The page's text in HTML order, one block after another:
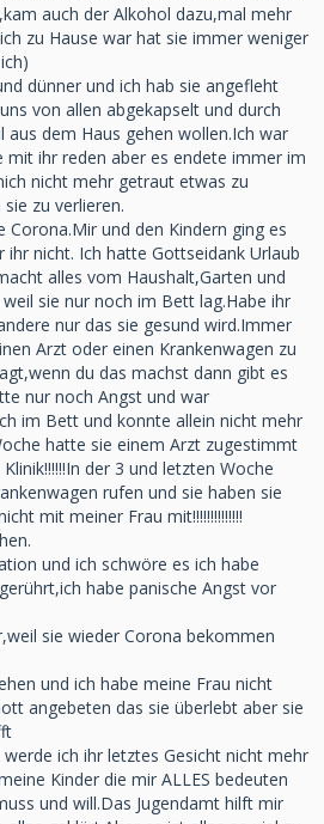
auch der Alkohol dazu,mal mehr
zu Hause war hat sie immer weniger
dünner und ich hab sie angefleht
von allen abgekapselt und durch
dem Haus gehen wollen.Ich war
ihr reden aber es endete immer im
nicht mehr getraut etwas zu
zu verlieren.
Corona.Mir und den Kindern ging es
ihr nicht. Ich hatte Gottseidank Urlaub
alles vom Haushalt,Garten und
sie nur noch im Bett lag.Habe ihr
nur das sie gesund wird.Immer
Arzt oder einen Krankenwagen zu
du das machst dann gibt es
nur noch Angst und war
im Bett und konnte allein nicht mehr
hatte sie einem Arzt zugestimmt
der 3 und letzten Woche
rufen und sie haben sie
mit meiner Frau mit!!!!!!!!!!!!!!
und ich schwöre es ich habe
habe panische Angst vor
sie wieder Corona bekommen
und ich habe meine Frau nicht
angebeten das sie überlebt aber sie
ich ihr letztes Gesicht nicht mehr
Kinder die mir ALLES bedeuten
und will.Das Jugendamt hilft mir